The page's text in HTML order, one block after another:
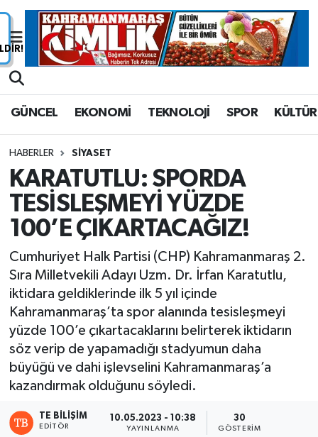
GÜNCEL EKONOMİ TEKNOLOJİ SPOR KÜLTÜR
HABERLER SİYASET
KARATUTLU: SPORDA
TESİSLEŞMEYİ YÜZDE
100’E ÇIKARTACAĞIZ!
Cumhuriyet Halk Partisi (CHP) Kahramanmaraş 2.
Sıra Milletvekili Adayı Uzm. Dr. İrfan Karatutlu,
iktidara geldiklerinde ilk 5 yıl içinde
Kahramanmaraş’ta spor alanında tesisleşmeyi
yüzde 100’e çıkartacaklarını belirterek iktidarın
söz verip de yapamadığı stadyumun daha
büyüğü ve dahi işlevselini Kahramanmaraş’a
kazandırmak olduğunu söyledi.
TE BILIŞIM
EDITÖR
10.05.2023 - 10:38
YAYINLANMA
30
GÖSTERIM
Nöbetçi Eczaneler
Süper Lig Puan Durumu ve Fikstür
Tüm Manşetler
Son Dakika Haberleri
Haber Arşivi